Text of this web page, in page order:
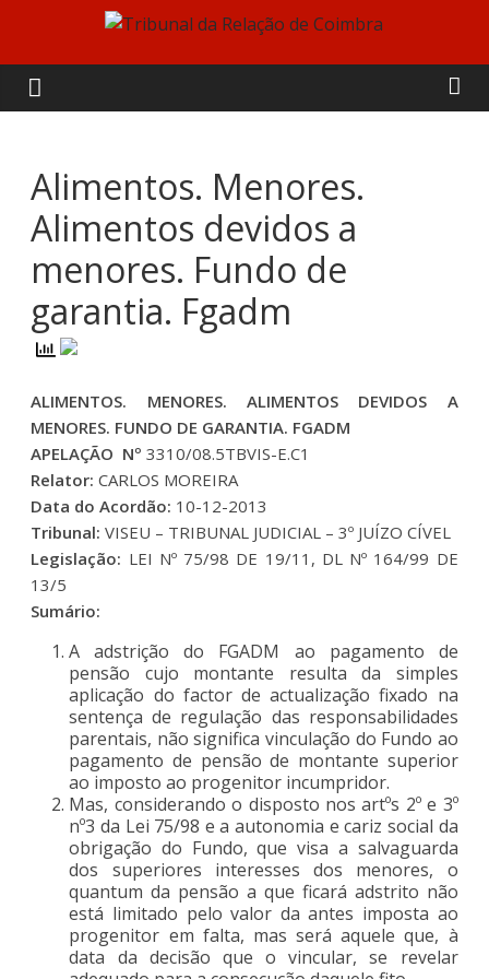
content
Tribunal
da
Relação
de
Coimbra
Alimentos. Menores.
Alimentos devidos a
menores. Fundo de
garantia. Fgadm
ALIMENTOS. MENORES. ALIMENTOS DEVIDOS A
MENORES. FUNDO DE GARANTIA. FGADM
APELAÇÃO Nº 3310/08.5TBVIS-E.C1
Relator: CARLOS MOREIRA
Data do Acordão: 10-12-2013
Tribunal: VISEU – TRIBUNAL JUDICIAL – 3º JUÍZO CÍVEL
Legislação: LEI Nº 75/98 DE 19/11, DL Nº 164/99 DE
13/5
Sumário:
A adstrição do FGADM ao pagamento de
pensão cujo montante resulta da simples
aplicação do factor de actualização fixado na
sentença de regulação das responsabilidades
parentais, não significa vinculação do Fundo ao
pagamento de pensão de montante superior
ao imposto ao progenitor incumpridor.
Mas, considerando o disposto nos artºs 2º e 3º
nº3 da Lei 75/98 e a autonomia e cariz social da
obrigação do Fundo, que visa a salvaguarda
dos superiores interesses dos menores, o
quantum da pensão a que ficará adstrito não
está limitado pelo valor da antes imposta ao
progenitor em falta, mas será aquele que, à
data da decisão que o vincular, se revelar